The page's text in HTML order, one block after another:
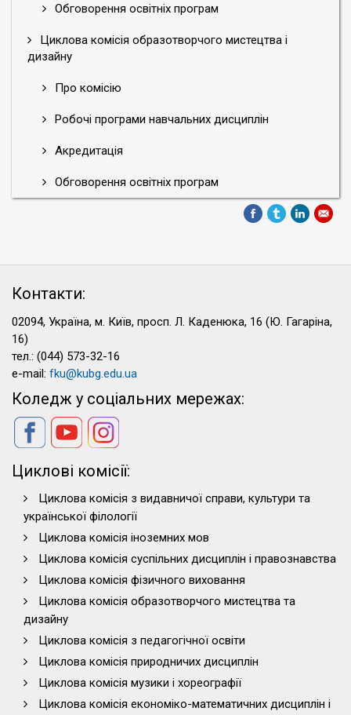
Обговорення освітніх програм
Циклова комісія образотворчого мистецтва і
дизайну
Про комісію
Робочі програми навчальних дисциплін
Акредитація
Обговорення освітніх програм
Контакти:
02094, Україна, м. Київ, просп. Л. Каденюка, 16 (Ю. Гагаріна,
16)
тел.: (044) 573-32-16
e-mail: fku@kubg.edu.ua
Коледж у соціальних мережах:
Циклові комісії:
Циклова комісія з видавничої справи, культури та
української філології
Циклова комісія іноземних мов
Циклова комісія суспільних дисциплін і правознавства
Циклова комісія фізичного виховання
Циклова комісія образотворчого мистецтва та
дизайну
Циклова комісія з педагогічної освіти
Циклова комісія природничих дисциплін
Циклова комісія музики і хореографії
Циклова комісія економіко-математичних дисциплін і